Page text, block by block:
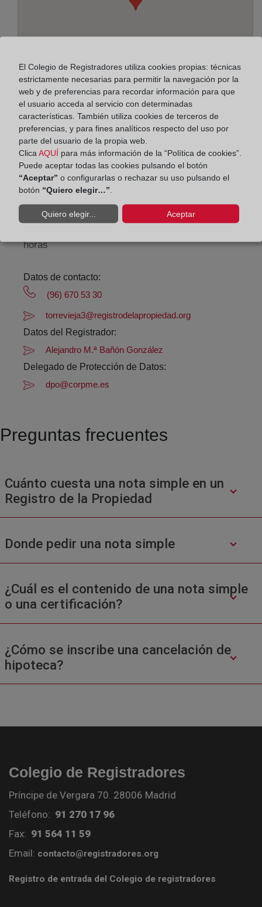
Dirección:
José Hurtado Romero, 4, 3181
Horario:
Agosto: De lunes a viernes de 09:00 a 14:00 horas
horas
Datos de contacto:
(96) 670 53 30
torrevieja3@registrodelapropiedad.org
Datos del Registrador:
Alejandro M.ª Bañón González
Delegado de Protección de Datos:
dpo@corpme.es
Preguntas frecuentes
Cuánto cuesta una nota simple en un
Registro de la Propiedad
Donde pedir una nota simple
¿Cuál es el contenido de una nota simple
o una certificación?
¿Cómo se inscribe una cancelación de
hipoteca?
Colegio de Registradores
Príncipe de Vergara 70. 28006 Madrid
Teléfono: 91 270 17 96
Fax: 91 564 11 59
Email: contacto@registradores.org
Registro de entrada del Colegio de registradores
El Colegio de Registradores utiliza cookies propias: técnicas
estrictamente necesarias para permitir la navegación por la
web y de preferencias para recordar información para que
el usuario acceda al servicio con determinadas
características. También utiliza cookies de terceros de
preferencias, y para fines analíticos respecto del uso por
parte del usuario de la propia web.
Clica AQUÍ para más información de la “Política de cookies”.
Puede aceptar todas las cookies pulsando el botón
“Aceptar” o configurarlas o rechazar su uso pulsando el
botón “Quiero elegir…”
Quiero elegir... Aceptar